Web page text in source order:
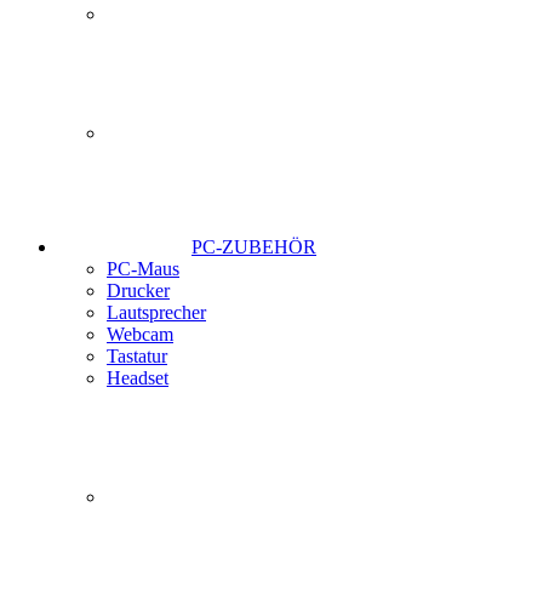
PC-ZUBEHÖR
PC-Maus
Drucker
Lautsprecher
Webcam
Tastatur
Headset